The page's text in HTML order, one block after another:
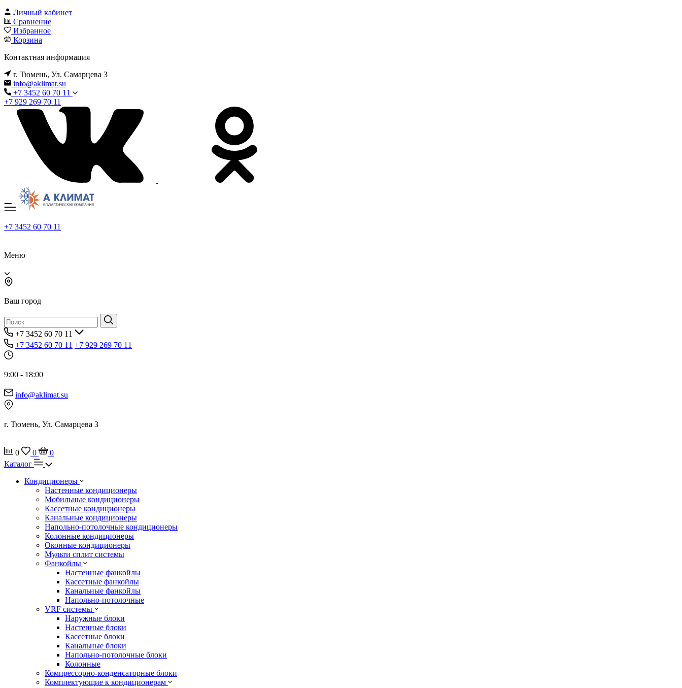
Личный кабинет
Сравнение
Избранное
Корзина
Контактная информация
г. Тюмень, Ул. Самарцева 3
info@aklimat.su
+7 3452 60 70 11
+7 929 269 70 11
+7 3452 60 70 11
Меню
Ваш город
+7 3452 60 70 11
+7 3452 60 70 11 +7 929 269 70 11
9:00 - 18:00
info@aklimat.su
г. Тюмень, Ул. Самарцева 3
0 0
0
Каталог
Кондиционеры
Настенные кондиционеры
Мобильные кондиционеры
Кассетные кондиционеры
Канальные кондиционеры
Напольно-потолочные кондиционеры
Колонные кондиционеры
Оконные кондиционеры
Мульти сплит системы
Фанкойлы
Настенные фанкойлы
Кассетные фанкойлы
Канальные фанкойлы
Напольно-потолочные
VRF системы
Наружные блоки
Настенные блоки
Кассетные блоки
Канальные блоки
Напольно-потолочные блоки
Колонные
Компрессорно-конденсаторные блоки
Комплектующие к кондиционерам